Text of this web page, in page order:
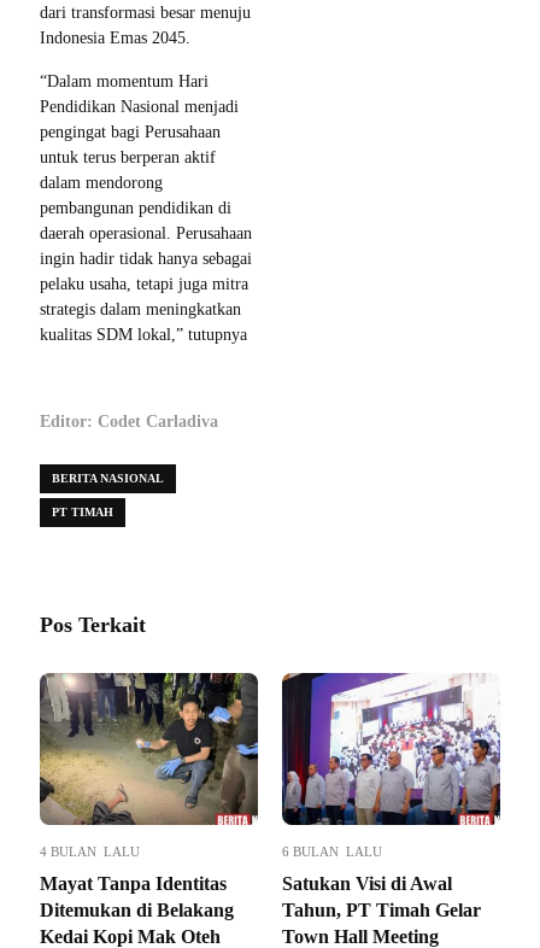
dari transformasi besar menuju
Indonesia Emas 2045.
“Dalam momentum Hari
Pendidikan Nasional menjadi
pengingat bagi Perusahaan
untuk terus berperan aktif
dalam mendorong
pembangunan pendidikan di
daerah operasional. Perusahaan
ingin hadir tidak hanya sebagai
pelaku usaha, tetapi juga mitra
strategis dalam meningkatkan
kualitas SDM lokal,” tutupnya
Editor: Codet Carladiva
BERITA NASIONAL
PT TIMAH
Pos Terkait
4 BULAN LALU
Mayat Tanpa Identitas
Ditemukan di Belakang
Kedai Kopi Mak Oteh
6 BULAN LALU
Satukan Visi di Awal
Tahun, PT Timah Gelar
Town Hall Meeting